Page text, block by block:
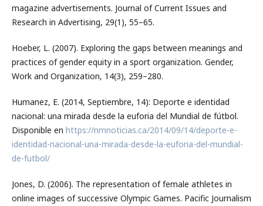
magazine advertisements. Journal of Current Issues and
Research in Advertising, 29(1), 55–65.
Hoeber, L. (2007). Exploring the gaps between meanings and
practices of gender equity in a sport organization. Gender,
Work and Organization, 14(3), 259–280.
Humanez, E. (2014, Septiembre, 14): Deporte e identidad
nacional: una mirada desde la euforia del Mundial de fútbol.
Disponible en https://nmnoticias.ca/2014/09/14/deporte-e-
identidad-nacional-una-mirada-desde-la-euforia-del-mundial-
de-futbol/
Jones, D. (2006). The representation of female athletes in
online images of successive Olympic Games. Pacific Journalism